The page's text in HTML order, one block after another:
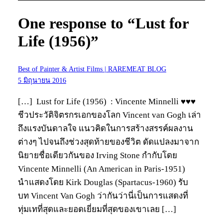
One response to “Lust for
Life (1956)”
Best of Painter & Artist Films | RAREMEAT BLOG
5 มิถุนายน 2016
[…] Lust for Life (1956) : Vincente Minnelli ♥♥♥
ชีวประวัติจิตรกรเอกของโลก Vincent van Gogh เล่า
ถึงแรงบันดาลใจ แนวคิดในการสร้างสรรค์ผลงาน
ต่างๆ ไปจนถึงช่วงสุดท้ายของชีวิต ดัดแปลงมาจาก
นิยายชื่อเดียวกันของ Irving Stone กำกับโดย
Vincente Minnelli (An American in Paris-1951)
นำแสดงโดย Kirk Douglas (Spartacus-1960) รับ
บท Vincent Van Gogh ว่ากันว่านี่เป็นการแสดงที่
ทุ่มเทที่สุดและยอดเยี่ยมที่สุดของเขาเลย […]